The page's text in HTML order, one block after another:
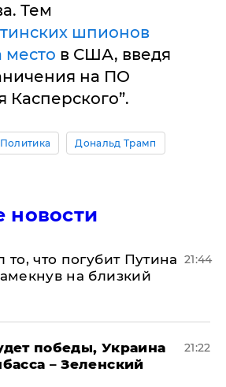
Тем
шпионов
место в США, введя
на ПО
Касперского”.
Политика Дональд Трамп
новости
то, что погубит Путина
на близкий
21:44
победы, Украина
– Зеленский
21:22